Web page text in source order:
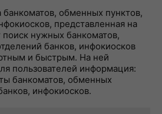
банкоматов, обменных пунктов,
представленная на
нужных банкоматов,
банков, инфокиосков
и быстрым. На ней
пользователей информация:
банкоматов, обменных
инфокиосков.